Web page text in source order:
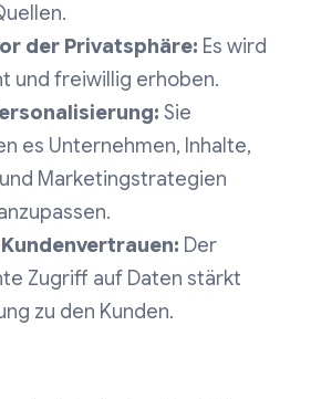
der Privatsphäre: Es wird
und freiwillig erhoben.
Sie
es Unternehmen, Inhalte,
Marketingstrategien
Der
Zugriff auf Daten stärkt
zu den Kunden.